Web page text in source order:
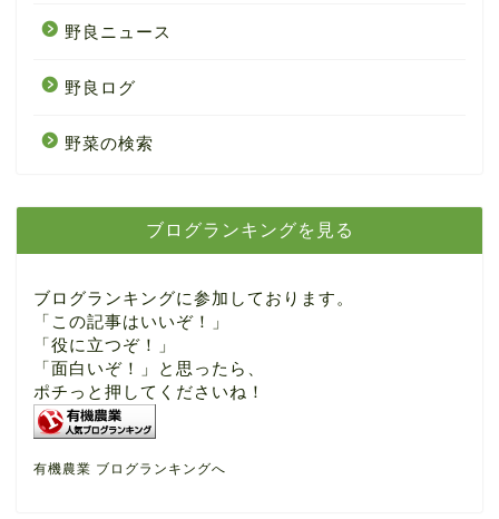
野良ニュース
野良ログ
野菜の検索
ブログランキングを見る
ブログランキングに参加しております。
「この記事はいいぞ！」
「役に立つぞ！」
「面白いぞ！」と思ったら、
ポチっと押してくださいね！
有機農業 ブログランキングへ